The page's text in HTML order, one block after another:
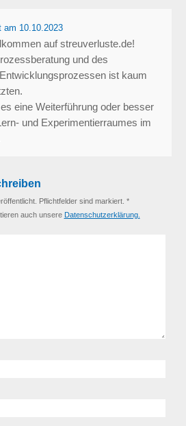
am 10.10.2023
auf streuverluste.de!
und des
ist kaum
eine Weiterführung oder besser
und Experimentierraumes im
Pflichtfelder sind markiert. *
auch unsere Datenschutzerklärung.